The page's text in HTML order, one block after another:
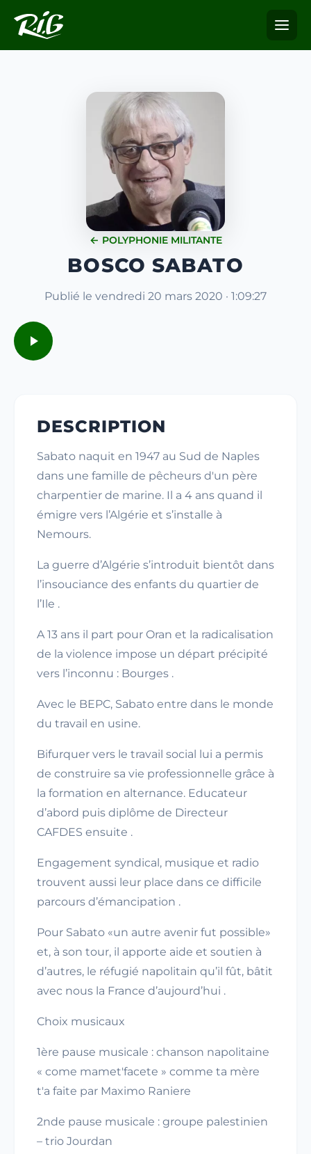
← POLYPHONIE MILITANTE
BOSCO SABATO
Publié le vendredi 20 mars 2020 · 1:09:27
DESCRIPTION
Sabato naquit en 1947 au Sud de Naples
dans une famille de pêcheurs d'un père
charpentier de marine. Il a 4 ans quand il
émigre vers l’Algérie et s’installe à
Nemours.
La guerre d’Algérie s’introduit bientôt dans
l’insouciance des enfants du quartier de
l’Ile .
A 13 ans il part pour Oran et la radicalisation
de la violence impose un départ précipité
vers l’inconnu : Bourges .
Avec le BEPC, Sabato entre dans le monde
du travail en usine.
Bifurquer vers le travail social lui a permis
de construire sa vie professionnelle grâce à
la formation en alternance. Educateur
d’abord puis diplôme de Directeur
CAFDES ensuite .
Engagement syndical, musique et radio
trouvent aussi leur place dans ce difficile
parcours d’émancipation .
Pour Sabato «un autre avenir fut possible»
et, à son tour, il apporte aide et soutien à
d’autres, le réfugié napolitain qu’il fût, bâtit
avec nous la France d’aujourd’hui .
Choix musicaux
1ère pause musicale : chanson napolitaine
« come mamet'facete » comme ta mère
t'a faite par Maximo Raniere
2nde pause musicale : groupe palestinien
– trio Jourdan